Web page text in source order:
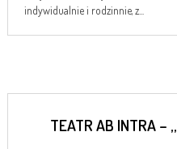
indywidualnie i rodzinnie, z...
TEATR AB INTRA –